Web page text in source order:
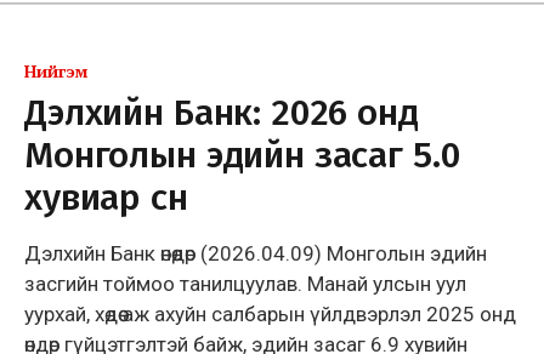
Нийгэм
Дэлхийн Банк: 2026 онд
Монголын эдийн засаг 5.0
хувиар өснө
Дэлхийн Банк өнөөдөр (2026.04.09) Монголын эдийн
засгийн тоймоо танилцуулав. Манай улсын уул
уурхай, хөдөө аж ахуйн салбарын үйлдвэрлэл 2025 онд
өндөр гүйцэтгэлтэй байж, эдийн засаг 6.9 хувийн